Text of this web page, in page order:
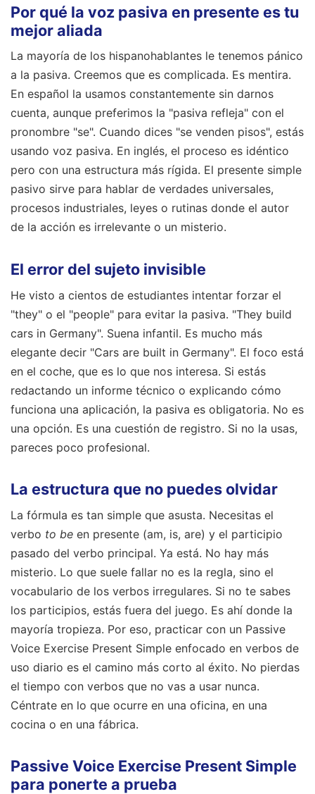
Por qué la voz pasiva en presente es tu
mejor aliada
La mayoría de los hispanohablantes le tenemos pánico
a la pasiva. Creemos que es complicada. Es mentira.
En español la usamos constantemente sin darnos
cuenta, aunque preferimos la "pasiva refleja" con el
pronombre "se". Cuando dices "se venden pisos", estás
usando voz pasiva. En inglés, el proceso es idéntico
pero con una estructura más rígida. El presente simple
pasivo sirve para hablar de verdades universales,
procesos industriales, leyes o rutinas donde el autor
de la acción es irrelevante o un misterio.
El error del sujeto invisible
He visto a cientos de estudiantes intentar forzar el
"they" o el "people" para evitar la pasiva. "They build
cars in Germany". Suena infantil. Es mucho más
elegante decir "Cars are built in Germany". El foco está
en el coche, que es lo que nos interesa. Si estás
redactando un informe técnico o explicando cómo
funciona una aplicación, la pasiva es obligatoria. No es
una opción. Es una cuestión de registro. Si no la usas,
pareces poco profesional.
La estructura que no puedes olvidar
La fórmula es tan simple que asusta. Necesitas el
verbo to be en presente (am, is, are) y el participio
pasado del verbo principal. Ya está. No hay más
misterio. Lo que suele fallar no es la regla, sino el
vocabulario de los verbos irregulares. Si no te sabes
los participios, estás fuera del juego. Es ahí donde la
mayoría tropieza. Por eso, practicar con un Passive
Voice Exercise Present Simple enfocado en verbos de
uso diario es el camino más corto al éxito. No pierdas
el tiempo con verbos que no vas a usar nunca.
Céntrate en lo que ocurre en una oficina, en una
cocina o en una fábrica.
Passive Voice Exercise Present Simple
para ponerte a prueba